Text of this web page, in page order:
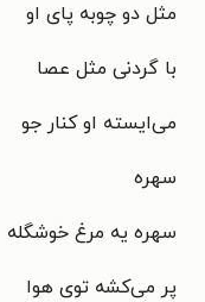
مثل دو چوبه پای او
با گردنی مثل عصا
می‌ایسته او کنار جو
سهره
سهره یه مرغ خوشگله
پر می‌کشه توی هوا